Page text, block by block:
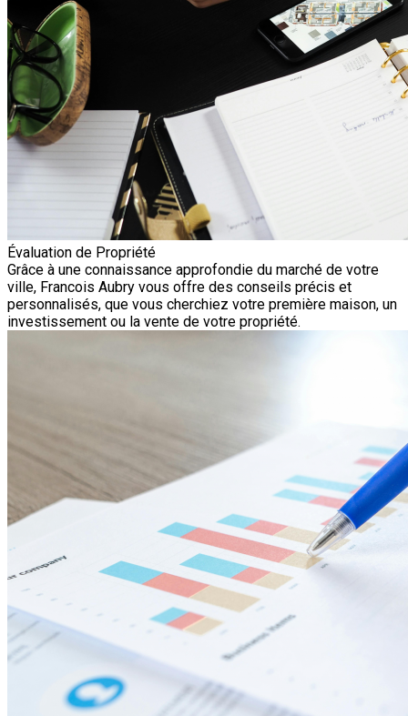
Évaluation de Propriété
Grâce à une connaissance approfondie du marché de votre
ville, Francois Aubry vous offre des conseils précis et
personnalisés, que vous cherchiez votre première maison, un
investissement ou la vente de votre propriété.